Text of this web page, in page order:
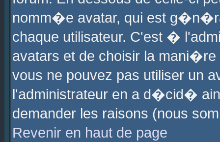
nomm�e avatar, qui est
chaque utilisateur. C'est �
avatars et de choisir la
vous ne pouvez pas utiliser un
l'administrateur en a d�cid�
demander les raisons (nous
Revenir en haut de page